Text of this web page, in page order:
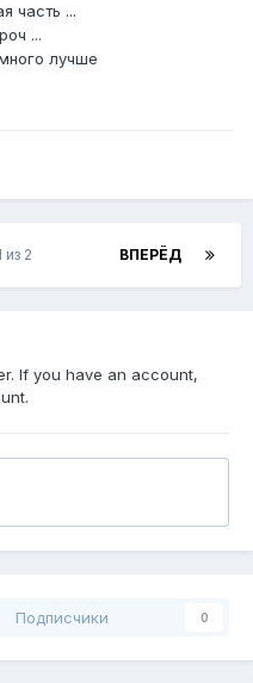
часть ...
...
лучше
ВПЕРЁД
из 2
If you have an account,
Подписчики 0